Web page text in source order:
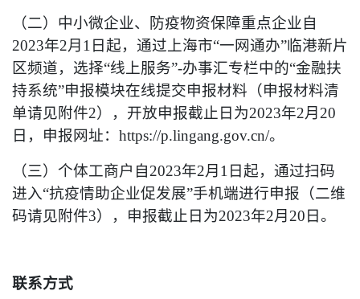
（二）中小微企业、防疫物资保障重点企业自
2023年2月1日起，通过上海市“一网通办”临港新片
区频道，选择“线上服务”-办事汇专栏中的“金融扶
持系统”申报模块在线提交申报材料（申报材料清
单请见附件2），开放申报截止日为2023年2月20
日，申报网址：https://p.lingang.gov.cn/。
（三）个体工商户自2023年2月1日起，通过扫码
进入“抗疫情助企业促发展”手机端进行申报（二维
码请见附件3），申报截止日为2023年2月20日。
联系方式